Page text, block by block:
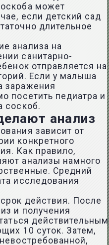
может
если детский сад
длительное
анализа на
санитарно-
отправляется на
Если у малыша
заражения
посетить педиатра и
соскоб.
анализ
зависит от
конкретного
Как правило,
анализы намного
Средний
исследования
действия. После
и получения
действительным
10 суток. Затем,